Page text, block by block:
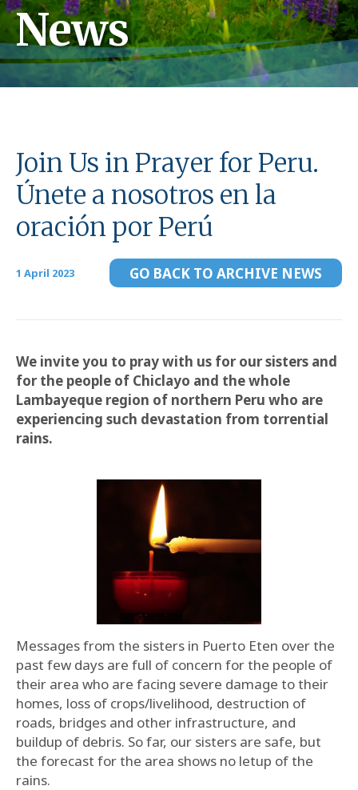
News
Join Us in Prayer for Peru.
Únete a nosotros en la
oración por Perú
1 April 2023 GO BACK TO ARCHIVE NEWS
We invite you to pray with us for our sisters and
for the people of Chiclayo and the whole
Lambayeque region of northern Peru who are
experiencing such devastation from torrential
rains.
Messages from the sisters in Puerto Eten over the
past few days are full of concern for the people of
their area who are facing severe damage to their
homes, loss of crops/livelihood, destruction of
roads, bridges and other infrastructure, and
buildup of debris. So far, our sisters are safe, but
the forecast for the area shows no letup of the
rains.